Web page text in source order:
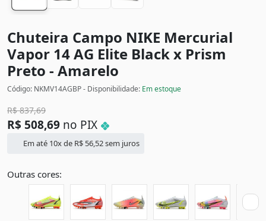
Chuteira Campo NIKE Mercurial
Vapor 14 AG Elite Black x Prism
Preto - Amarelo
Código: NKMV14AGBP - Disponibilidade: Em estoque
R$837,69
R$ 508,69 no PIX
Em até 10x de R$ 56,52sem juros
Outras cores: